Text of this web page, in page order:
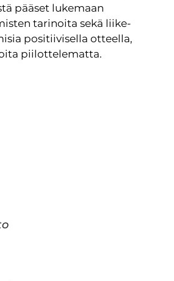
pääset lukemaan
tarinoita sekä liike-
positiivisella otteella,
piilottelematta.